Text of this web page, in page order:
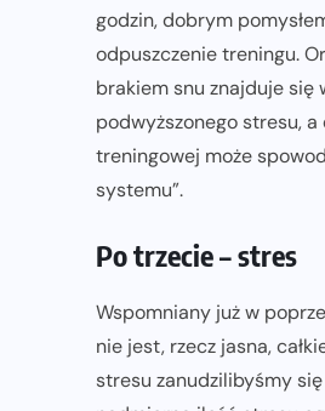
godzin, dobrym
odpuszczenie treningu.
brakiem snu znajduje się
podwyższonego stresu,
treningowej może
systemu”.
Po trzecie – stres
Wspomniany już w
nie jest, rzecz jasna,
stresu zanudzilibyśmy